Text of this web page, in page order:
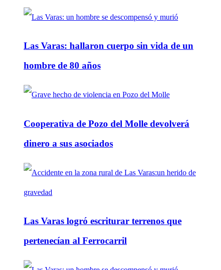
Las Varas: hallaron cuerpo sin vida de un
hombre de 80 años
Cooperativa de Pozo del Molle devolverá
dinero a sus asociados
Las Varas logró escriturar terrenos que
pertenecían al Ferrocarril